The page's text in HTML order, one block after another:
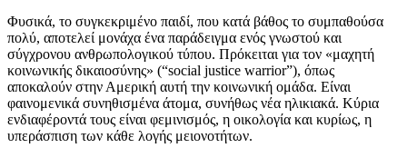
Φυσικά, το συγκεκριμένο παιδί, που κατά βάθος το συμπαθούσα
πολύ, αποτελεί μονάχα ένα παράδειγμα ενός γνωστού και
σύγχρονου ανθρωπολογικού τύπου. Πρόκειται για τον «μαχητή
κοινωνικής δικαιοσύνης» (“social justice warrior”), όπως
αποκαλούν στην Αμερική αυτή την κοινωνική ομάδα. Είναι
φαινομενικά συνηθισμένα άτομα, συνήθως νέα ηλικιακά. Κύρια
ενδιαφέροντά τους είναι φεμινισμός, η οικολογία και κυρίως, η
υπεράσπιση των κάθε λογής μειονοτήτων.